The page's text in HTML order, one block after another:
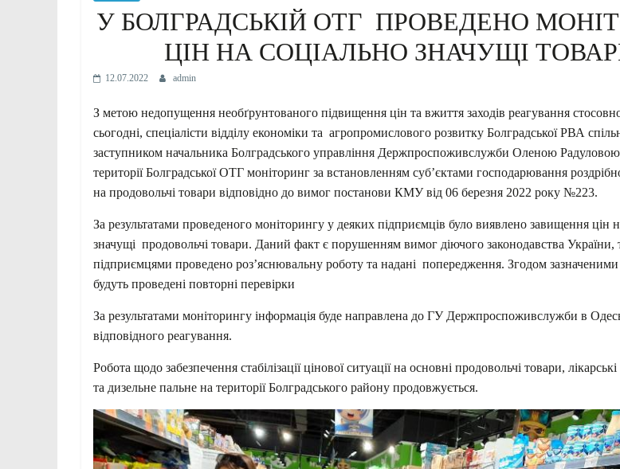
У БОЛГРАДСЬКІЙ ОТГ ПРОВЕДЕНО
ЦІН НА СОЦІАЛЬНО ЗНАЧУЩІ
12.07.2022 admin
З метою недопущення необґрунтованого підвищення цін та вжиття заходів реагування
сьогодні, спеціалісти відділу економіки та агропромислового розвитку Болградської РВА
заступником начальника Болградського управління Держпроспоживслужби Оленою
території Болградської ОТГ моніторинг за встановленням суб’єктами господарювання
на продовольчі товари відповідно до вимог постанови КМУ від 06 березня 2022 року №223.
За результатами проведеного моніторингу у деяких підприємців було виявлено завищення цін
значущі продовольчі товари. Даний факт є порушенням вимог діючого законодавства України,
підприємцями проведено роз’яснювальну роботу та надані попередження. Згодом зазначеними
будуть проведені повторні перевірки
За результатами моніторингу інформація буде направлена до ГУ Держпроспоживслужби в
відповідного реагування.
Робота щодо забезпечення стабілізації цінової ситуації на основні продовольчі товари,
та дизельне пальне на території Болградського району продовжується.